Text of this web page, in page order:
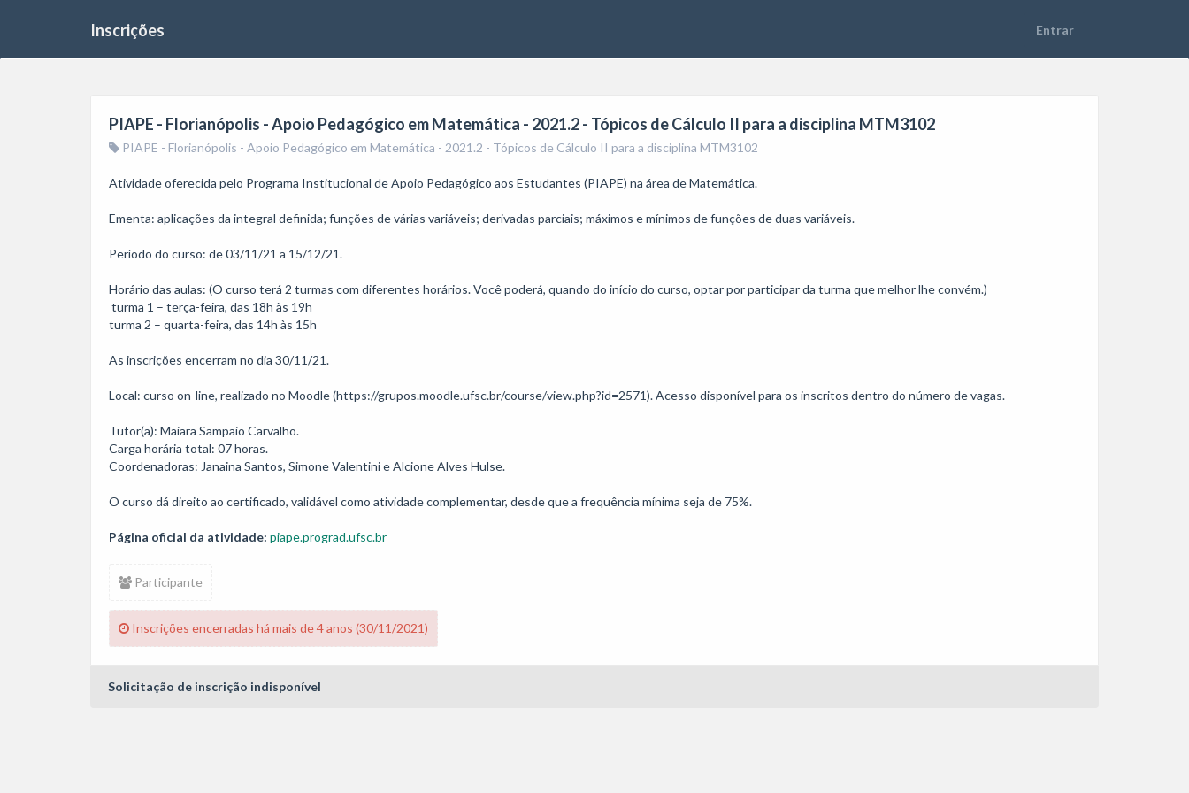
Inscrições
PIAPE - Florianópolis - Apoio Pedagógico em Matemática - 2021.2 - Tópicos de Cálculo II para a disciplina MTM3102
PIAPE - Florianópolis - Apoio Pedagógico em Matemática - 2021.2 - Tópicos de Cálculo II para a disciplina MTM3102
Atividade oferecida pelo Programa Institucional de Apoio Pedagógico aos Estudantes (PIAPE) na área de Matemática.
Ementa: aplicações da integral definida; funções de várias variáveis; derivadas parciais; máximos e mínimos de funções de duas variáveis.
Período do curso: de 03/11/21 a 15/12/21.
Horário das aulas: (O curso terá 2 turmas com diferentes horários. Você poderá, quando do início do curso, optar por participar da turma que melhor lhe convém.)
turma 2 – quarta-feira, das 14h às 15h
As inscrições encerram no dia 30/11/21.
Local: curso on-line, realizado no Moodle (https://grupos.moodle.ufsc.br/course/view.php?id=2571). Acesso disponível para os inscritos dentro do número de vagas.
Tutor(a): Maiara Sampaio Carvalho.
Carga horária total: 07 horas.
Coordenadoras: Janaina Santos, Simone Valentini e Alcione Alves Hulse.
Página oficial da atividade: piape.prograd.ufsc.br
Participante
Inscrições encerradas há mais de 4 anos (30/11/2021)
Solicitação de inscrição indisponível